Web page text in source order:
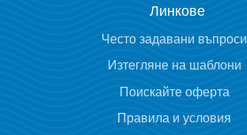
Линкове
Често задавани въпроси
Изтегляне на шаблони
Поискайте оферта
Правила и условия